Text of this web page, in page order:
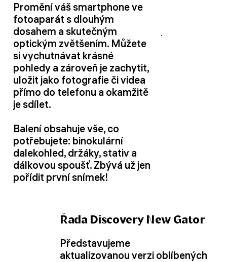
Promění váš smartphone ve
fotoaparát s dlouhým
dosahem a skutečným
optickým zvětšením. Můžete
si vychutnávat krásné
pohledy a zároveň je zachytit,
uložit jako fotografie či videa
přímo do telefonu a okamžitě
je sdílet.
Balení obsahuje vše, co
potřebujete: binokulární
dalekohled, držáky, stativ a
dálkovou spoušť. Zbývá už jen
pořídit první snímek!
Řada Discovery New Gator
Představujeme
aktualizovanou verzi oblíbených